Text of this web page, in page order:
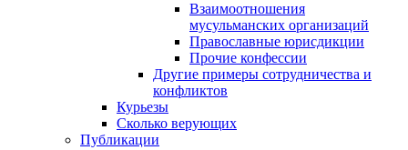
Взаимоотношения
мусульманских организаций
Православные юрисдикции
Прочие конфессии
Другие примеры сотрудничества и
конфликтов
Курьезы
Сколько верующих
Публикации